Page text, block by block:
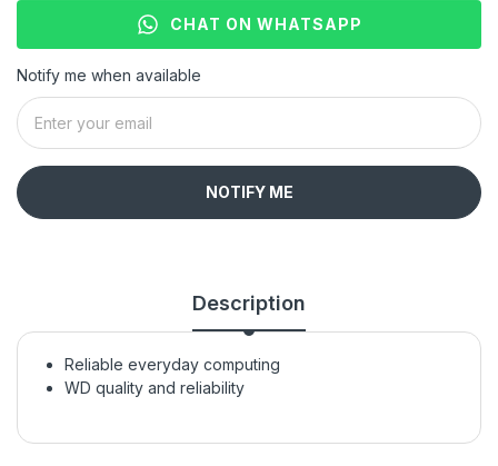
CHAT ON WHATSAPP
Notify me when available
NOTIFY ME
Description
Reliable everyday computing
WD quality and reliability